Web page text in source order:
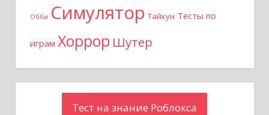
Обби Симулятор Тайкун Тесты по
играм Хоррор Шутер
Тест на знание Роблокса